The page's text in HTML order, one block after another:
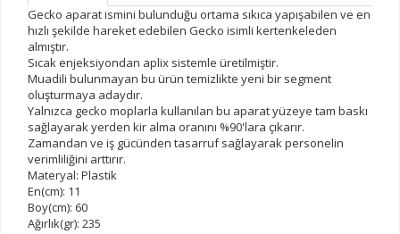
Gecko aparat ismini bulunduğu ortama sıkıca yapışabilen ve en
hızlı şekilde hareket edebilen Gecko isimli kertenkeleden
almıştır.
Sıcak enjeksiyondan aplix sistemle üretilmiştir.
Muadili bulunmayan bu ürün temizlikte yeni bir segment
oluşturmaya adaydır.
Yalnızca gecko moplarla kullanılan bu aparat yüzeye tam baskı
sağlayarak yerden kir alma oranını %90'lara çıkarır.
Zamandan ve iş gücünden tasarruf sağlayarak personelin
verimliliğini arttırır.
Materyal: Plastik
En(cm): 11
Boy(cm): 60
Ağırlık(gr): 235